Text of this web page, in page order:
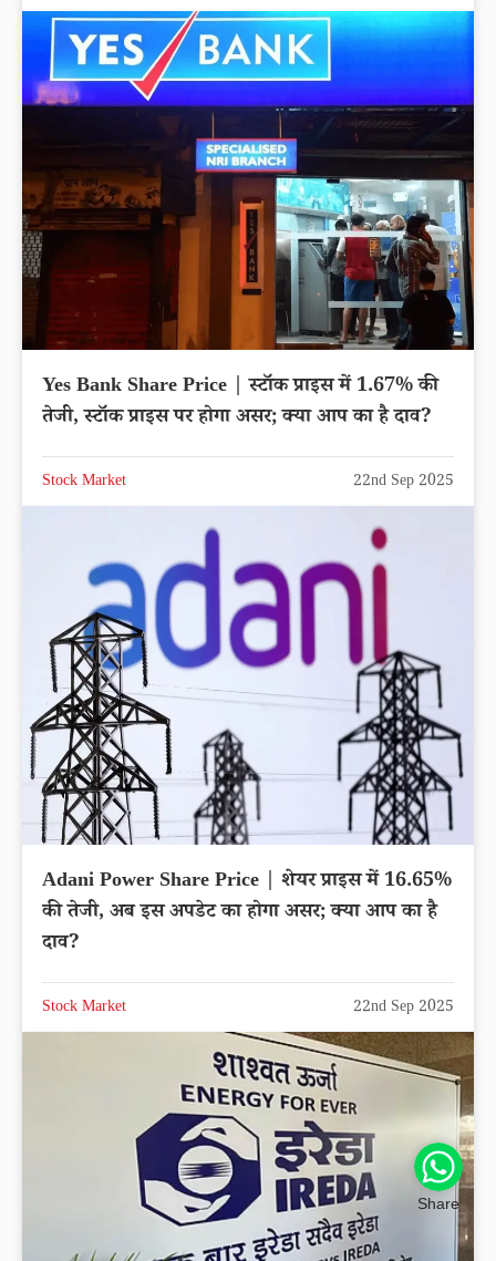
NTPC Share Price | एनटीपीसी लिमिटेड शेयर में
0.06% की तेजी, एक्सपर्ट्स ने क्या कहा? लेटेस्ट अपडेट
Stock Market 22nd Sep 2025
Tata Technologies Share Price | टाटा टेक्नोलॉजीज
स्टॉक में -2.60% की गिरावट, एक्सपर्ट्स ने क्या कहा?
लेटेस्ट अपडेट
Stock Market 22nd Sep 2025
Yes Bank Share Price | स्टॉक प्राइस में 1.67% की
तेजी, स्टॉक प्राइस पर होगा असर; क्या आप का है दाव?
22nd Sep 2025
Share